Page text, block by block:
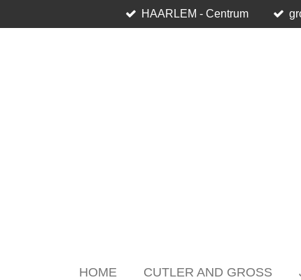
to
HAARLEM - Centrum
HOME CUTLER AND GROSS